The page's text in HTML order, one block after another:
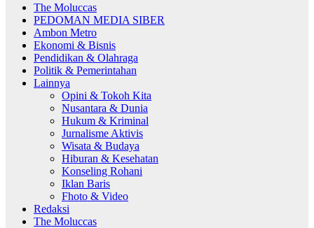
The Moluccas
PEDOMAN MEDIA SIBER
Ambon Metro
Ekonomi & Bisnis
Pendidikan & Olahraga
Politik & Pemerintahan
Lainnya
Opini & Tokoh Kita
Nusantara & Dunia
Hukum & Kriminal
Jurnalisme Aktivis
Wisata & Budaya
Hiburan & Kesehatan
Konseling Rohani
Iklan Baris
Fhoto & Video
Redaksi
The Moluccas